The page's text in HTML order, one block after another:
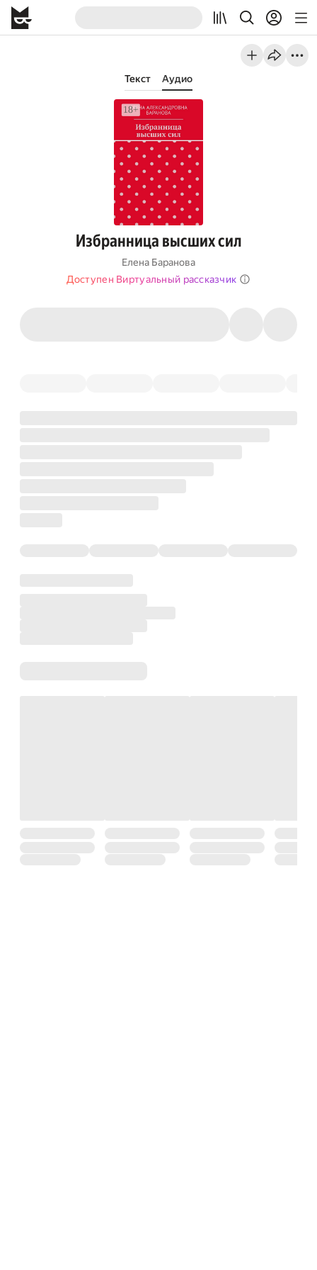
Текст Аудио
Избранница высших сил
Елена Баранова
Доступен Виртуальный рассказчик